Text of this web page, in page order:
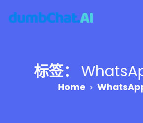
标签：
Home